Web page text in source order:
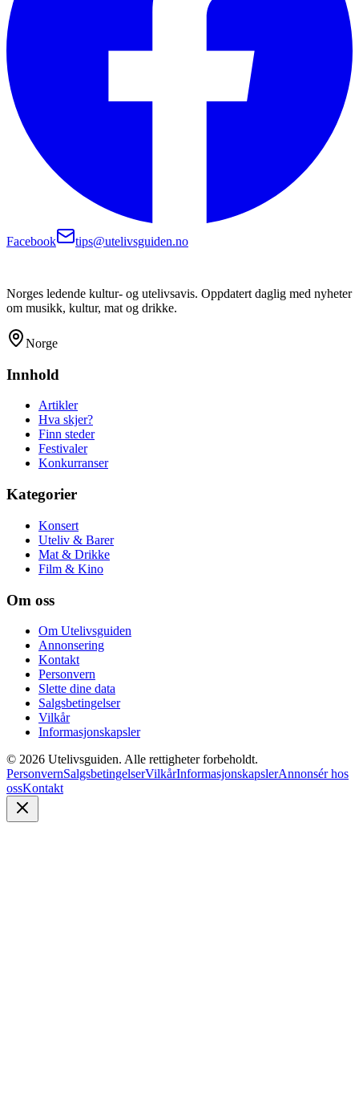
Facebook tips@utelivsguiden.no
Norges ledende kultur- og utelivsavis. Oppdatert daglig med nyheter
om musikk, kultur, mat og drikke.
Norge
Innhold
Artikler
Hva skjer?
Finn steder
Festivaler
Konkurranser
Kategorier
Konsert
Uteliv & Barer
Mat & Drikke
Film & Kino
Om oss
Om Utelivsguiden
Annonsering
Kontakt
Personvern
Slette dine data
Salgsbetingelser
Vilkår
Informasjonskapsler
© 2026 Utelivsguiden. Alle rettigheter forbeholdt.
PersonvernSalgsbetingelserVilkårInformasjonskapslerAnnonsér hos
ossKontakt